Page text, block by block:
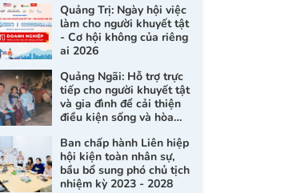
Quảng Trị
Quảng Trị: Ngày hội việc
làm cho người khuyết tật
- Cơ hội không của riêng
ai 2026
Quảng Ngãi: Hỗ trợ trực
tiếp cho người khuyết tật
và gia đình để cải thiện
điều kiện sống và hòa
Ban chấp hành Liên hiệp
hội kiện toàn nhân sự,
bầu bổ sung phó chủ tịch
nhiệm kỳ 2023 - 2028